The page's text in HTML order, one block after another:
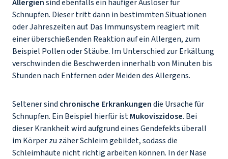
Allergiensind ebenfalls ein häufiger Auslöser für
Schnupfen. Dieser tritt dann in bestimmten Situationen
oder Jahreszeiten auf. Das Immunsystem reagiert mit
einer überschießenden Reaktion auf ein Allergen, zum
Beispiel Pollen oder Stäube. Im Unterschied zur Erkältung
verschwinden die Beschwerden innerhalb von Minuten bis
Stunden nach Entfernen oder Meiden des Allergens.
Seltener sind chronische Erkrankungendie Ursache für
Schnupfen. Ein Beispiel hierfür istMukoviszidose. Bei
dieser Krankheit wird aufgrund eines Gendefekts überall
im Körper zu zäher Schleim gebildet, sodass die
Schleimhäute nicht richtig arbeiten können. In der Nase